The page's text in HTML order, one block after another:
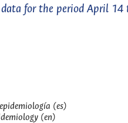
for the period April
(es)
(en)